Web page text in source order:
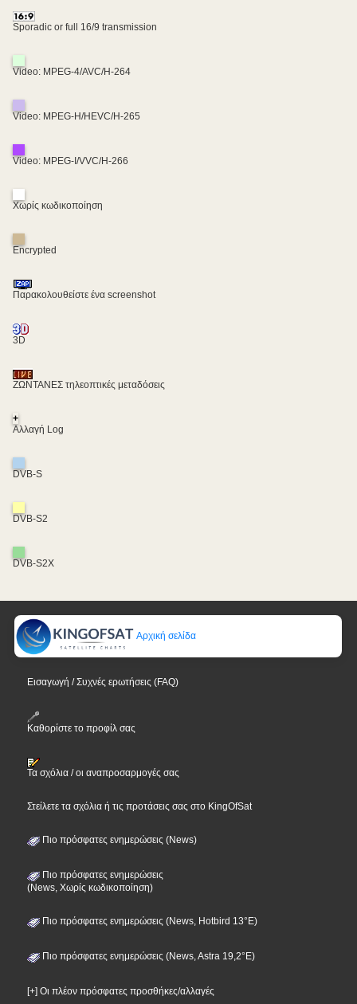
Sporadic or full 16/9 transmission
Video: MPEG-4/AVC/H-264
Video: MPEG-H/HEVC/H-265
Video: MPEG-I/VVC/H-266
Χωρίς κωδικοποίηση
Encrypted
Παρακολουθείστε ένα screenshot
3D
ΖΩΝΤΑΝΕΣ τηλεοπτικές μεταδόσεις
+
Αλλαγή Log
DVB-S
DVB-S2
DVB-S2X
Αρχική σελίδα
Εισαγωγή / Συχνές ερωτήσεις (FAQ)
Καθορίστε το προφίλ σας
Τα σχόλια / οι αναπροσαρμογές σας
Στείλετε τα σχόλια ή τις προτάσεις σας στο KingOfSat
Πιο πρόσφατες ενημερώσεις (News)
Πιο πρόσφατες ενημερώσεις
(News, Χωρίς κωδικοποίηση)
Πιο πρόσφατες ενημερώσεις (News, Hotbird 13°E)
Πιο πρόσφατες ενημερώσεις (News, Astra 19,2°E)
[+] Οι πλέον πρόσφατες προσθήκες/αλλαγές